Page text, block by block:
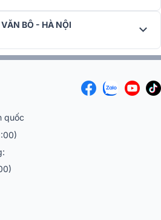
sáng âm thanh thụ động (PSL) không
ấn tượng mà còn thể hiện sự tiến bộ
PRO LOUD có thể xoay và phát
hợp vào không gian lắp đặt mà còn
hệ thống âm thanh.
MAX được thiết kế cực kỳ chính xác
được tái tạo rõ ràng và chi tiết. Nhờ
chỉ phát huy công suất mạnh mẽ
ở các dải tần số trung, nơi giọng hát
BÔ - HÀ NỘI
quốc